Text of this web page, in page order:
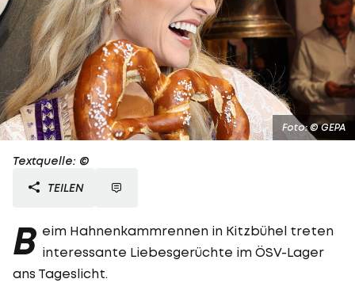
Foto: © GEPA
Textquelle: ©
TEILEN
B eim Hahnenkammrennen in Kitzbühel treten
interessante Liebesgerüchte im ÖSV-Lager
ans Tageslicht.